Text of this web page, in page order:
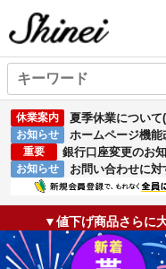
休業案内 夏季休業について
お知らせ ホームページ機
重要 銀行口座変更のお
お知らせ お問い合わせに
▼値下げ商品さらに